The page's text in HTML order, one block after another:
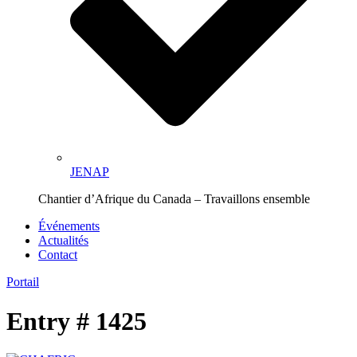
JENAP
Chantier d’Afrique du Canada – Travaillons ensemble
Événements
Actualités
Contact
Portail
Entry # 1425